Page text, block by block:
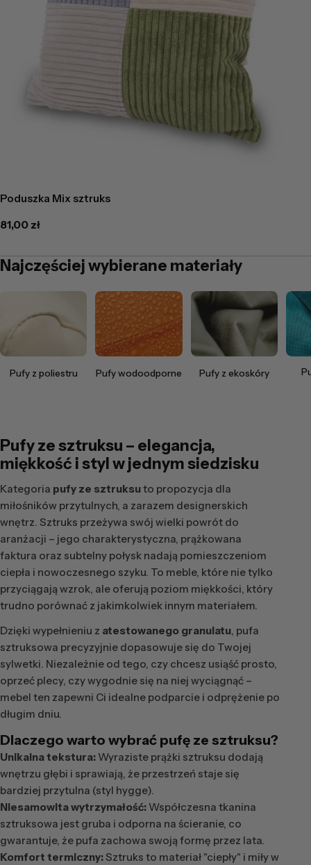
Poduszka Mix sztruks
Cena
81,00 zł
Najczęściej wybierane materiały
Pufy z poliestru Pufy wodoodporne Pufy z ekoskóry
Pufy ze sztruksu – elegancja,
miękkość i styl w jednym siedzisku
Kategoria pufy ze sztruksuto propozycja dla
miłośników przytulnych, a zarazem designerskich
wnętrz. Sztruks przeżywa swój wielki powrót do
aranżacji – jego charakterystyczna, prążkowana
faktura oraz subtelny połysk nadają pomieszczeniom
ciepła i nowoczesnego szyku. To meble, które nie tylko
przyciągają wzrok, ale oferują poziom miękkości, który
trudno porównać z jakimkolwiek innym materiałem.
Dzięki wypełnieniu z atestowanego granulatu, pufa
sztruksowa precyzyjnie dopasowuje się do Twojej
sylwetki. Niezależnie od tego, czy chcesz usiąść prosto,
oprzeć plecy, czy wygodnie się na niej wyciągnąć –
mebel ten zapewni Ci idealne podparcie i odprężenie po
długim dniu.
Dlaczego warto wybrać pufę ze sztruksu?
Unikalna tekstura: Wyraziste prążki sztruksu dodają
wnętrzu głębi i sprawiają, że przestrzeń staje się
bardziej przytulna (styl hygge).
Niesamowita wytrzymałość: Współczesna tkanina
sztruksowa jest gruba i odporna na ścieranie, co
gwarantuje, że pufa zachowa swoją formę przez lata.
Komfort termiczny: Sztruks to materiał "ciepły" i miły w